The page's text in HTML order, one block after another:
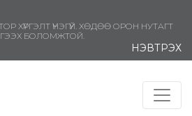
ХҮРГЭЛТ ҮНЭГҮЙ. ХӨДӨӨ ОРОН НУТАГТ
БОЛОМЖТОЙ.
НЭВТРЭХ